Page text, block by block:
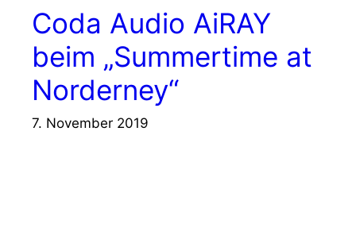
Coda Audio AiRAY
beim „Summertime at
Norderney“
7. November 2019